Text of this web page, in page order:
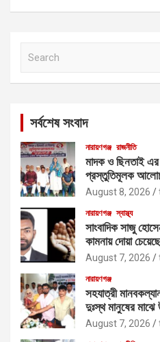
সর্বশেষ সংবাদ
নারায়ণগঞ্জ রাজনীতি
মাদক ও ছিনতাই এর
প্রস্তুতিমূলক
August 8, 2026
নারায়ণগঞ্জ স্বাস্থ্য
সাংবাদিক সাজু
কামনায় দোয়া
August 7, 2026
নারায়ণগঞ্জ
সহযাত্রী
দুঃস্থ মানুষের মাঝে
August 7, 2026